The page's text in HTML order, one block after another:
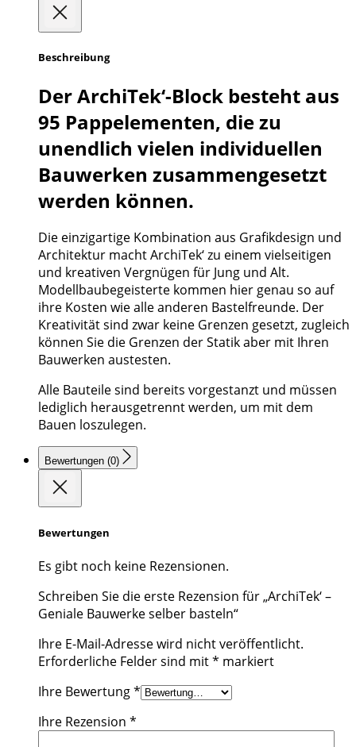
Beschreibung
Der ArchiTek‘-Block besteht aus
95 Pappelementen, die zu
unendlich vielen individuellen
Bauwerken zusammengesetzt
werden können.
Die einzigartige Kombination aus Grafikdesign und
Architektur macht ArchiTek‘ zu einem vielseitigen
und kreativen Vergnügen für Jung und Alt.
Modellbaubegeisterte kommen hier genau so auf
ihre Kosten wie alle anderen Bastelfreunde. Der
Kreativität sind zwar keine Grenzen gesetzt, zugleich
können Sie die Grenzen der Statik aber mit Ihren
Bauwerken austesten.
Alle Bauteile sind bereits vorgestanzt und müssen
lediglich herausgetrennt werden, um mit dem
Bauen loszulegen.
Bewertungen (0)
Bewertungen
Es gibt noch keine Rezensionen.
Schreiben Sie die erste Rezension für „ArchiTek‘ –
Geniale Bauwerke selber basteln“
Ihre E-Mail-Adresse wird nicht veröffentlicht.
Erforderliche Felder sind mit* markiert
Ihre Bewertung*
Ihre Rezension *